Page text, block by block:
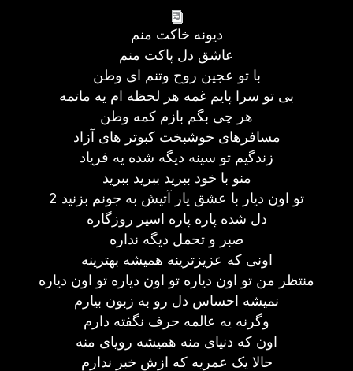
دیونه خاکت منم
عاشق دل پاکت منم
با تو عجین روح وتنم ای وطن
بی تو سرا پایم غمه هر لحظه ام یه ماتمه
هر چی بگم بازم کمه وطن
مسافرهای خوشبخت کبوتر های آزاد
زندگیم تو سینه دیگه شده یه فریاد
منو با خود ببرید ببرید ببرید
تو اون دیار با عشق یار آتیش به جونم بزنید 2
دل شده پاره پاره اسیر روزگاره
صبر و تحمل دیگه نداره
اونی که عزیزترینه همیشه بهترینه
منتظر من تو اون دیاره تو اون دیاره تو اون دیاره
نمیشه احساس دل رو به زبون بیارم
وگرنه یه عالمه حرف نگفته دارم
اون که دنیای منه همیشه رویای منه
حالا یک عمریه که ازش خبر ندارم